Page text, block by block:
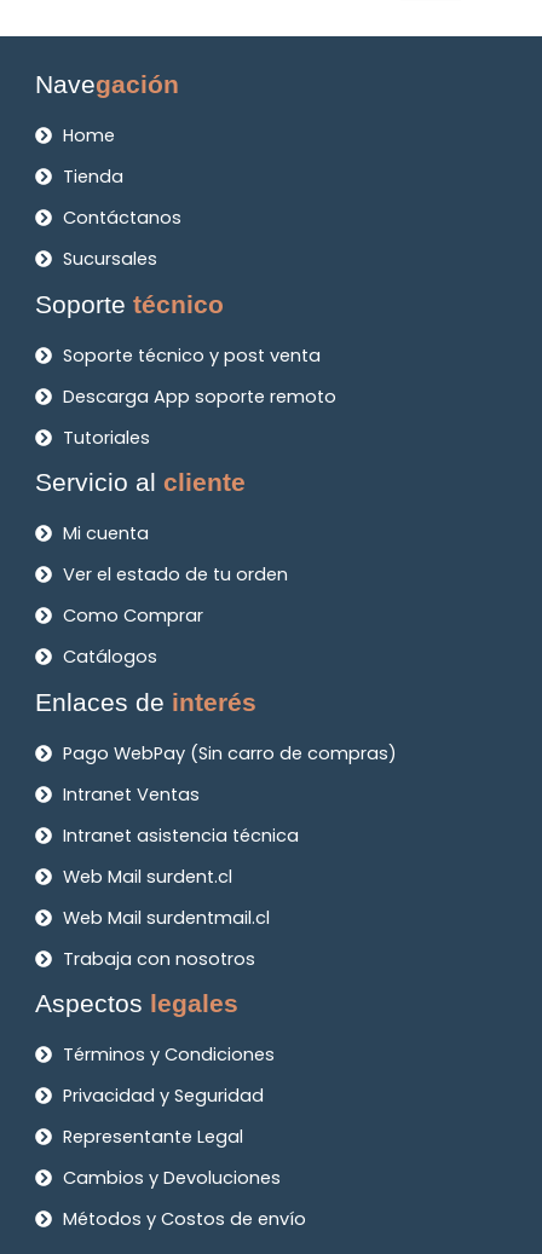
Navegación
Home
Tienda
Contáctanos
Sucursales
Soportetécnico
Soporte técnico y post venta
Descarga App soporte remoto
Tutoriales
Servicio alcliente
Mi cuenta
Ver el estado de tu orden
Como Comprar
Catálogos
Enlaces de interés
Pago WebPay (Sin carro de compras)
Intranet Ventas
Intranet asistencia técnica
Web Mail surdent.cl
Web Mail surdentmail.cl
Trabaja con nosotros
Aspectos legales
Términos y Condiciones
Privacidad y Seguridad
Representante Legal
Cambios y Devoluciones
Métodos y Costos de envío